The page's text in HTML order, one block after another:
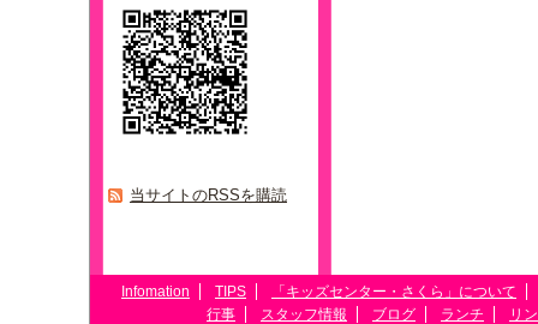
当サイトのRSSを購読
Infomation TIPS
「キッズセンター・さくら」について
行事
スタッフ情報 ブログ ランチ リ